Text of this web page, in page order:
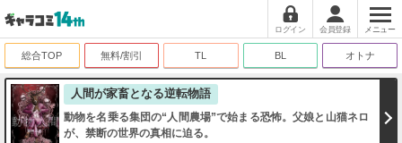
ログイン 会員登録 メニュー
総合TOP 無料/割引 TL BL オトナ
人間が家畜となる逆転物語
動物を名乗る集団の“人間農場”で始まる恐怖。父娘と山猫ネロ
が、禁断の世界の真相に迫る。